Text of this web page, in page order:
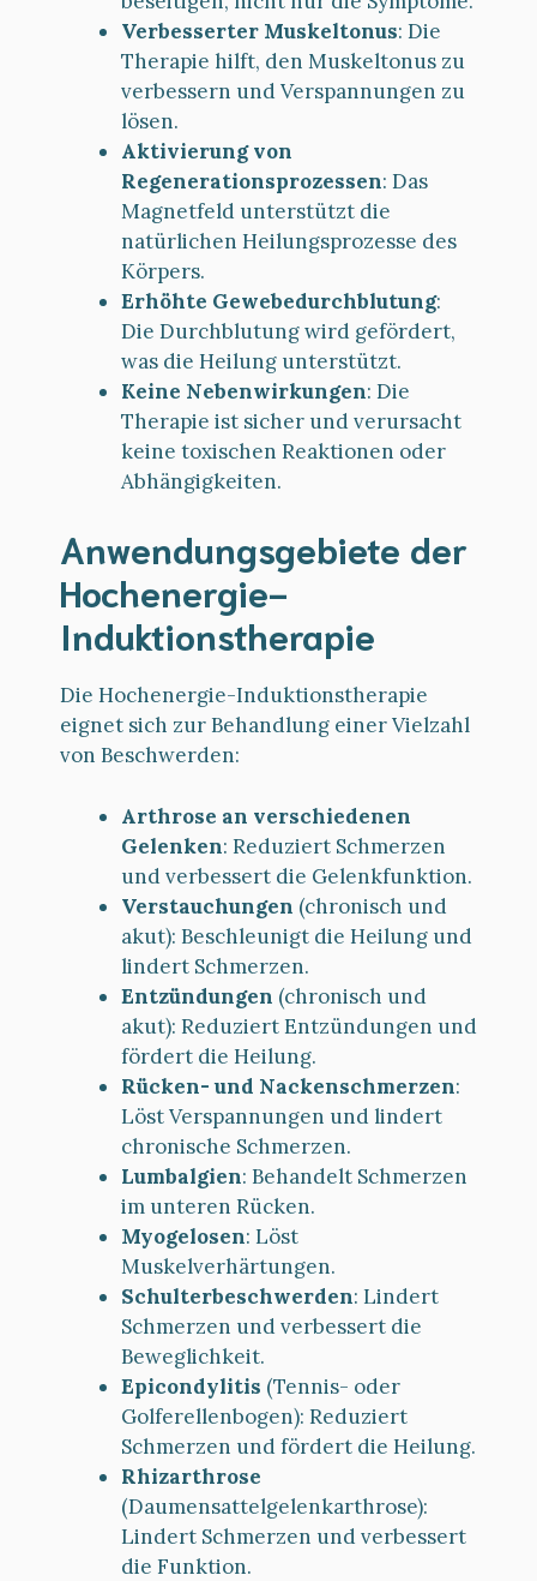
Verbesserter Muskeltonus: Die
Therapie hilft, den Muskeltonus zu
verbessern und Verspannungen zu
lösen.
Aktivierung von
Regenerationsprozessen: Das
Magnetfeld unterstützt die
natürlichen Heilungsprozesse des
Körpers.
Erhöhte Gewebedurchblutung:
Die Durchblutung wird gefördert,
was die Heilung unterstützt.
Keine Nebenwirkungen: Die
Therapie ist sicher und verursacht
keine toxischen Reaktionen oder
Abhängigkeiten.
Anwendungsgebiete der
Hochenergie-
Induktionstherapie
Die Hochenergie-Induktionstherapie
eignet sich zur Behandlung einer Vielzahl
von Beschwerden:
Arthrose an verschiedenen
Gelenken: Reduziert Schmerzen
und verbessert die Gelenkfunktion.
Verstauchungen (chronisch und
akut): Beschleunigt die Heilung und
lindert Schmerzen.
Entzündungen (chronisch und
akut): Reduziert Entzündungen und
fördert die Heilung.
Rücken- und Nackenschmerzen:
Löst Verspannungen und lindert
chronische Schmerzen.
Lumbalgien: Behandelt Schmerzen
im unteren Rücken.
Myogelosen: Löst
Muskelverhärtungen.
Schulterbeschwerden: Lindert
Schmerzen und verbessert die
Beweglichkeit.
Epicondylitis (Tennis- oder
Golferellenbogen): Reduziert
Schmerzen und fördert die Heilung.
Rhizarthrose
(Daumensattelgelenkarthrose):
Lindert Schmerzen und verbessert
die Funktion.